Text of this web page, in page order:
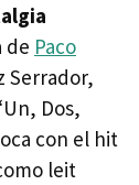
de Paco
Serrador,
Dos,
con el hit
leit